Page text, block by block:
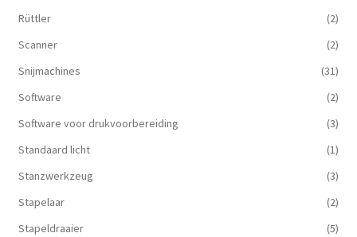
Rüttler
(2)
Scanner
(2)
Snijmachines
(31)
Software
(2)
Software voor drukvoorbereiding
(3)
Standaard licht
(1)
Stanzwerkzeug
(3)
Stapelaar
(2)
Stapeldraaier
(5)